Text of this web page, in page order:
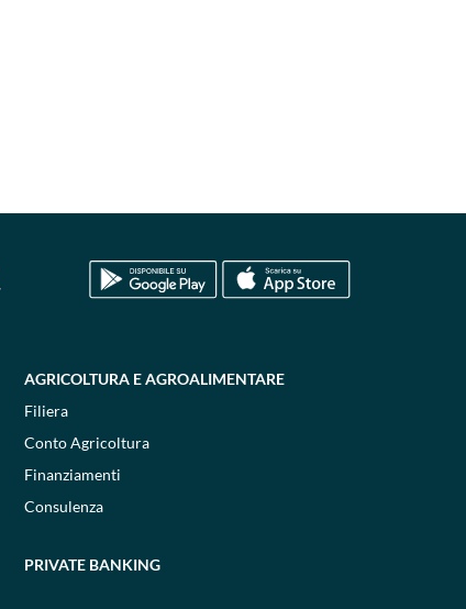
AGRICOLTURA E AGROALIMENTARE
Filiera
Conto Agricoltura
Finanziamenti
Consulenza
PRIVATE BANKING